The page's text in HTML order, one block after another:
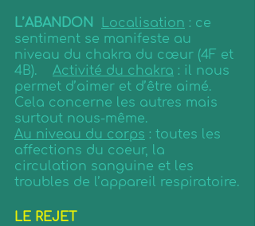
L’ABANDON Localisation : ce
sentiment se manifeste au
niveau du chakra du cœur (4F et
4B). Activité du chakra : il nous
permet d’aimer et d’être aimé.
Cela concerne les autres mais
surtout nous-même.
Au niveau du corps : toutes les
affections du coeur, la
circulation sanguine et les
troubles de l’appareil respiratoire.
LE REJET